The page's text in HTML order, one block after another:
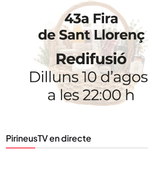
PirineusTV en directe
STAY UPDATED
Uneix-te al nostre butlletí
Tota l’actualitat, seleccionada i
al teu correu. Subscriu-te al nostre
la informació que importa.